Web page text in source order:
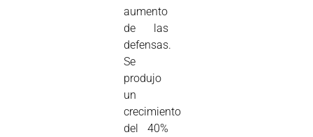
aumento
de las
defensas.
Se
produjo
un
crecimiento
del 40%